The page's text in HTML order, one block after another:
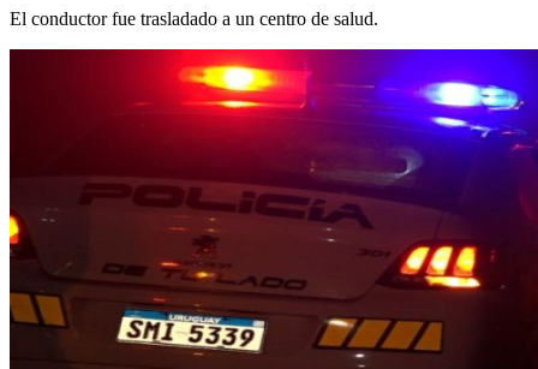
El conductor fue trasladado a un centro de salud.